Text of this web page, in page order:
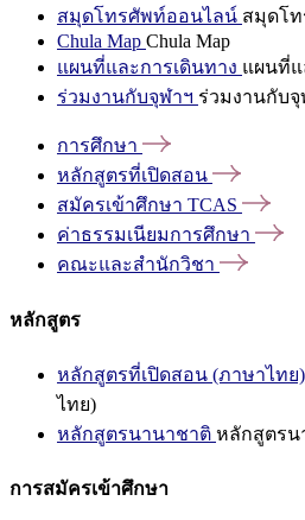
สมุดโทรศัพท์ออนไลน์ สมุดโ
Chula Map Chula Map
แผนที่และการเดินทาง แผนที่แ
ร่วมงานกับจุฬาฯ ร่วมงานกับจุ
การศึกษา
หลักสูตรที่เปิดสอน
สมัครเข้าศึกษา TCAS
ค่าธรรมเนียมการศึกษา
คณะและสำนักวิชา
หลักสูตร
หลักสูตรที่เปิดสอน (ภาษาไทย)
ไทย)
หลักสูตรนานาชาติ หลักสูตรน
การสมัครเข้าศึกษา